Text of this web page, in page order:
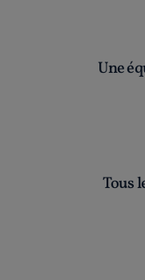
Une
Tous